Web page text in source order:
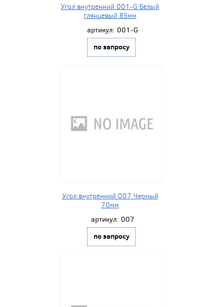
Угол внутренний 001-G Белый
глянцевый 85мм
артикул: 001-G
по запросу
Угол внутренний 007 Черный
70мм
артикул: 007
по запросу